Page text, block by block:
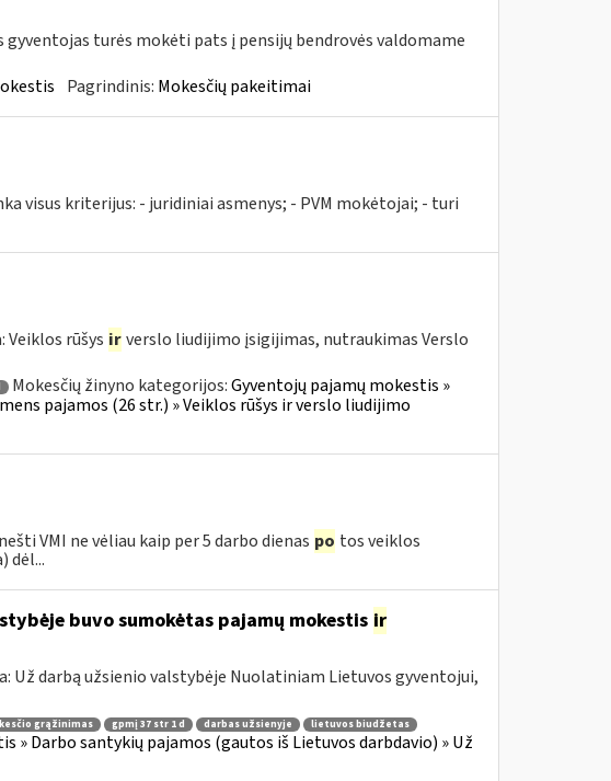
turės mokėti pats į pensijų bendrovės valdomame
Pagrindinis: Mokesčių pakeitimai
visus kriterijus: - juridiniai asmenys; - PVM mokėtojai; - turi
rūšys ir verslo liudijimo įsigijimas, nutraukimas Verslo
Mokesčių žinyno kategorijos:Gyventojų pajamų mokestis »
pajamos (26 str.) » Veiklos rūšys ir verslo liudijimo
VMI ne vėliau kaip per 5 darbo dienas po tos veiklos
dėl...
buvo sumokėtas pajamų mokestis ir
Už darbą užsienio valstybėje Nuolatiniam Lietuvos gyventojui,
grąžinimas gpmį 37 str 1 d darbas užsienyje lietuvos biudžetas
» Darbo santykių pajamos (gautos iš Lietuvos darbdavio) » Už